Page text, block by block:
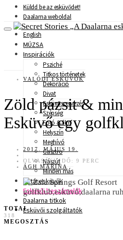
Küldd be az esküvődet!
Daalarna weboldal
English
A Daalarna
MÚZSA
Inspirációk
Psziché
Titkos történetek
Dekoráció
Divat
Esküvőszervezés
Szépség
Fotó & film
Helyszín
Meghívó
Gasztro
Nászút
Minden más
Sztáresküvők
Esküvői beszámolók
Daalarna titkok
Esküvői szolgáltatók
VALÓDI ESKÜVŐK
Zöld pázsit &
Esküvő egy
2017. MÁJUS 19.
OLVASÁSI IDŐ: 9 PERC
ÁGH MARINA
TOTAL
318
MEGOSZTÁS